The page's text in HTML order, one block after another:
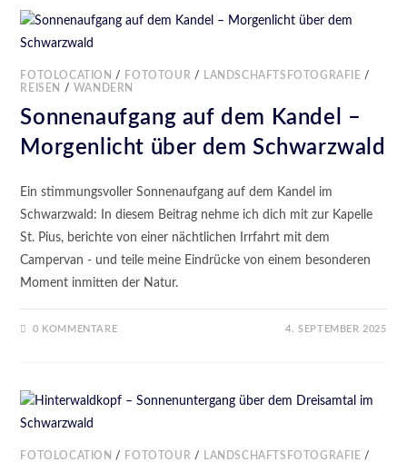
FOTOLOCATION / FOTOTOUR / LANDSCHAFTSFOTOGRAFIE /
REISEN
/ WANDERN
Sonnenaufgang auf dem Kandel –
Morgenlicht über dem Schwarzwald
Ein stimmungsvoller Sonnenaufgang auf dem Kandel im
Schwarzwald: In diesem Beitrag nehme ich dich mit zur Kapelle
St. Pius, berichte von einer nächtlichen Irrfahrt mit dem
Campervan - und teile meine Eindrücke von einem besonderen
Moment inmitten der Natur.
0 KOMMENTARE 4. SEPTEMBER 2025
FOTOLOCATION / FOTOTOUR / LANDSCHAFTSFOTOGRAFIE /